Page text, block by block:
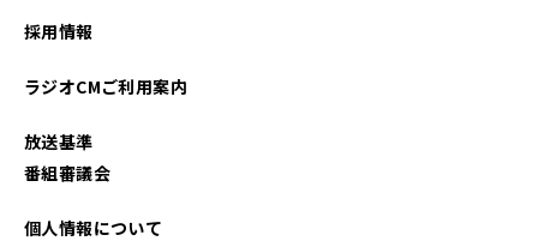
2024年12月
採用情報
ラジオCMご利用案内
放送基準
番組審議会
個人情報について